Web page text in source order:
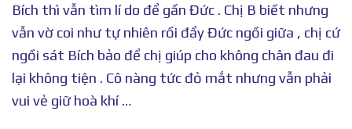
Bích thì vẫn tìm lí do để gần Đức . Chị B biết nhưng
vẫn vờ coi như tự nhiên rồi đẩy Đức ngồi giữa , chị cứ
ngồi sát Bích bảo để chị giúp cho không chân đau đi
lại không tiện . Cô nàng tức đỏ mắt nhưng vẫn phải
vui vẻ giữ hoà khí …